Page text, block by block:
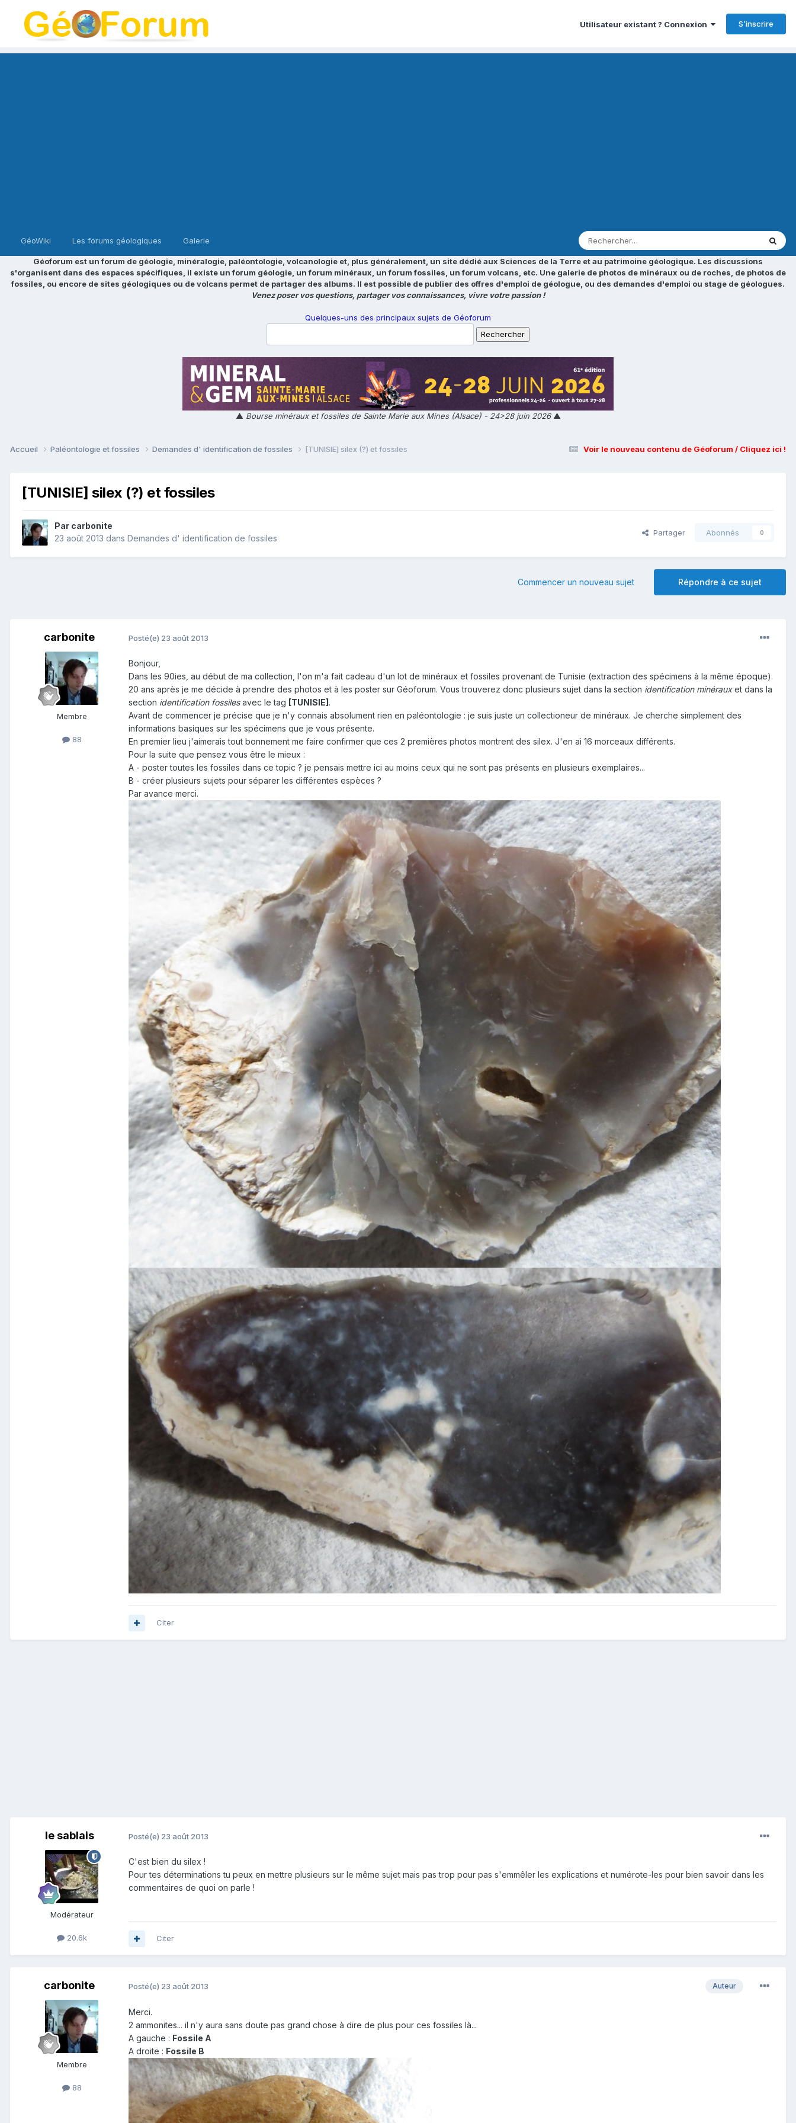
Utilisateur existant ? Connexion S’inscrire
GéoWiki Les forums géologiques Galerie
Géoforum est un forum de géologie, minéralogie, paléontologie, volcanologie et, plus généralement, un site dédié aux Sciences de la Terre et au patrimoine géologique. Les discussions
s'organisent dans des espaces spécifiques, il existe un forum géologie, un forum minéraux, un forum fossiles, un forum volcans, etc. Une galerie de photos de minéraux ou de roches, de photos de
fossiles, ou encore de sites géologiques ou de volcans permet de partager des albums. Il est possible de publier des offres d'emploi de géologue, ou des demandes d'emploi ou stage de géologues.
Venez poser vos questions, partager vos connaissances, vivre votre passion !
Quelques-uns des principaux sujets de Géoforum
▲ Bourse minéraux et fossiles de Sainte Marie aux Mines (Alsace) - 24>28 juin 2026▲
Voir le nouveau contenu de Géoforum / Cliquez ici !
Accueil Paléontologie et fossiles Demandes d' identification de fossiles [TUNISIE] silex (?) et fossiles
[TUNISIE] silex (?) et fossiles
Par carbonite
23 août 2013 dans Demandes d' identification de fossiles
Partager Abonnés 0
Répondre à ce sujet
Commencer un nouveau sujet
carbonite
Membre
88
Posté(e) 23 août 2013
Bonjour,
Dans les 90ies, au début de ma collection, l'on m'a fait cadeau d'un lot de minéraux et fossiles provenant de Tunisie (extraction des spécimens à la même époque).
20 ans après je me décide à prendre des photos et à les poster sur Géoforum. Vous trouverez donc plusieurs sujet dans la section identification minérauxet dans la
section identification fossilesavec le tag [TUNISIE] .
Avant de commencer je précise que je n'y connais absolument rien en paléontologie : je suis juste un collectioneur de minéraux. Je cherche simplement des
informations basiques sur les spécimens que je vous présente.
En premier lieu j'aimerais tout bonnement me faire confirmer que ces 2 premières photos montrent des silex. J'en ai 16 morceaux différents.
Pour la suite que pensez vous être le mieux :
A - poster toutes les fossiles dans ce topic ? je pensais mettre ici au moins ceux qui ne sont pas présents en plusieurs exemplaires...
B - créer plusieurs sujets pour séparer les différentes espèces ?
Par avance merci.
Citer
le sablais
Modérateur
20.6k
Posté(e) 23 août 2013
C'est bien du silex !
Pour tes déterminations tu peux en mettre plusieurs sur le même sujet mais pas trop pour pas s'emmêler les explications et numérote-les pour bien savoir dans les
commentaires de quoi on parle !
Citer
carbonite
Membre
88
Auteur
Posté(e) 23 août 2013
Merci.
2 ammonites... il n'y aura sans doute pas grand chose à dire de plus pour ces fossiles là...
A gauche : Fossile A
A droite : Fossile B